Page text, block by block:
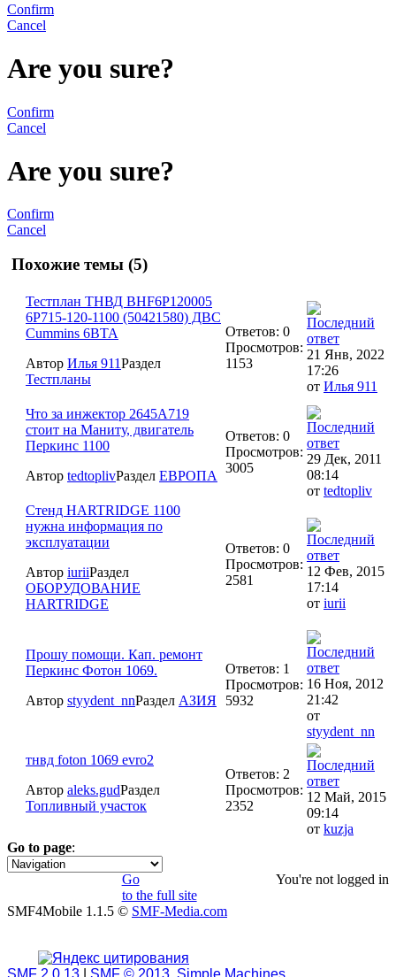
Confirm
Cancel
Are you sure?
Confirm
Cancel
Are you sure?
Confirm
Cancel
Похожие темы (5)
Тестплан ТНВД BHF6P120005
6P715-120-1100 (50421580) ДВС
Cummins 6BTA
Автор Илья 911Раздел
Тестпланы
Ответов: 0
Просмотров:
1153
21 Янв, 2022
17:26
от Илья 911
Что за инжектор 2645A719
стоит на Маниту, двигатель
Перкинс 1100
Автор tedtoplivРаздел ЕВРОПА
Ответов: 0
Просмотров:
3005
29 Дек, 2011
08:14
от tedtopliv
Стенд HARTRIDGE 1100
нужна информация по
эксплуатации
Автор iuriiРаздел
ОБОРУДОВАНИЕ
HARTRIDGE
Ответов: 0
Просмотров:
2581
12 Фев, 2015
17:14
от iurii
Прошу помощи. Кап. ремонт
Перкинс Фотон 1069.
Автор styydent_nnРаздел АЗИЯ
Ответов: 1
Просмотров:
5932
16 Ноя, 2012
21:42
от
styydent_nn
тнвд foton 1069 evro2
Автор aleks.gudРаздел
Топливный участок
Ответов: 2
Просмотров:
2352
12 Май, 2015
09:14
от kuzja
Go to page:
1
You're not logged in
Go
to the full site
SMF4Mobile 1.1.5 © SMF-Media.com
SMF 2.0.13 SMF © 2013 Simple Machines